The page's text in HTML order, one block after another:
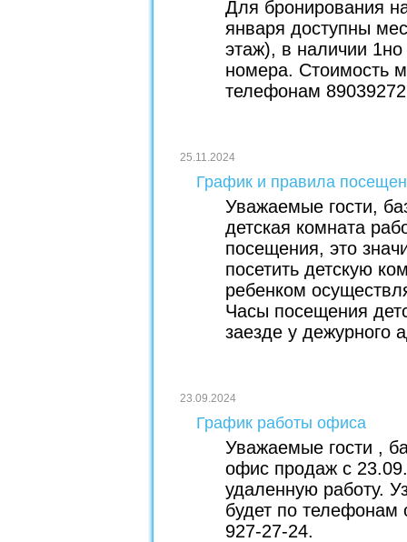
Для бронирования
января доступны
этаж), в наличии
номера. Стоимость
телефонам
25.11.2024
График и правила
Уважаемые гости,
детская комната
посещения, это
посетить детскую
ребенком
Часы посещения
заезде у дежурного
23.09.2024
График работы офиса
Уважаемые гости ,
офис продаж с
удаленную работу.
будет по телефонам
927-27-24.